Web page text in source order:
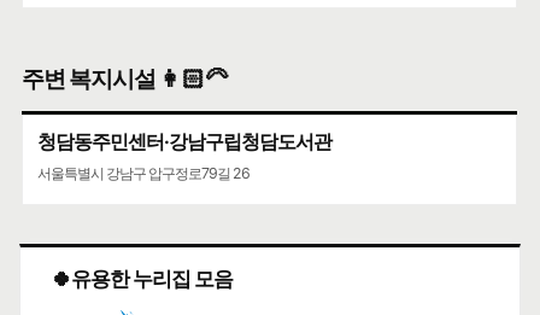
주변 복지시설 👩🏻‍🦳
청담동주민센터·강남구립청담도서관
서울특별시 강남구 압구정로79길 26
🍀유용한 누리집 모음